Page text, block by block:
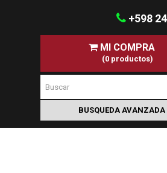
+598
MI COMPRA
(0 productos)